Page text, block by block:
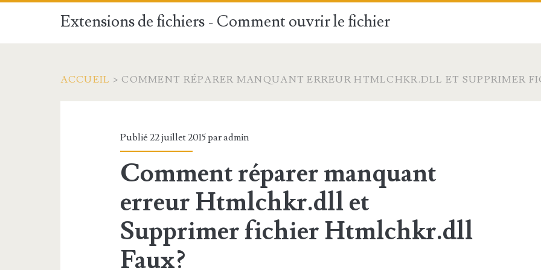
Extensions de fichiers - Comment ouvrir le fichier
ACCUEIL > COMMENT RÉPARER MANQUANT ERREUR HTMLCHKR.DLL ET SUPPRIMER
Publié 22 juillet 2015 paradmin
Comment réparer manquant
erreur Htmlchkr.dll et
Supprimer fichier Htmlchkr.dll
Faux?